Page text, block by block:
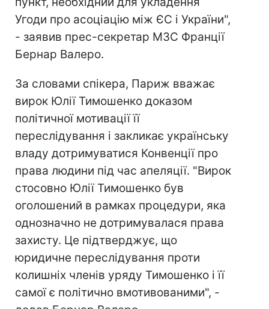
Угоди про асоціацію між ЄС і України",
- заявив прес-секретар МЗС Франції
Бернар Валеро.
За словами спікера, Париж вважає
вирок Юлії Тимошенко доказом
політичної мотивації її
переслідування і закликає українську
владу дотримуватися Конвенції про
права людини під час апеляції. "Вирок
стосовно Юлії Тимошенко був
оголошений в рамках процедури, яка
однозначно не дотримувалася права
захисту. Це підтверджує, що
юридичне переслідування проти
колишніх членів уряду Тимошенко і її
самої є політично вмотивованими", -